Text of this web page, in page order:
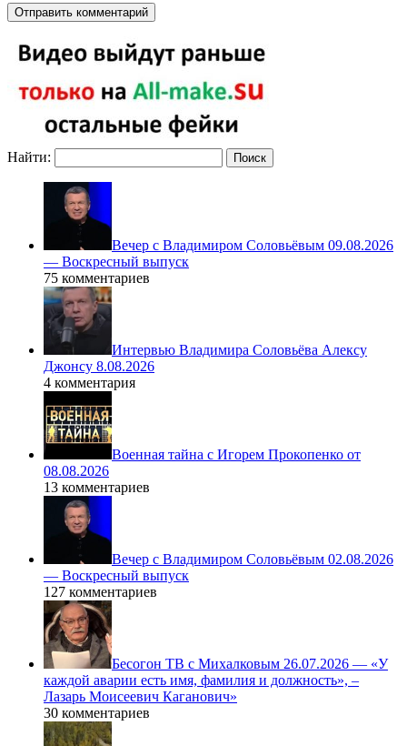
Найти:
Вечер с Владимиром Соловьёвым 09.08.2026
— Воскресный выпуск
75 комментариев
Интервью Владимира Соловьёва Алексу
Джонсу 8.08.2026
4 комментария
Военная тайна с Игорем Прокопенко от
08.08.2026
13 комментариев
Вечер с Владимиром Соловьёвым 02.08.2026
— Воскресный выпуск
127 комментариев
Бесогон ТВ с Михалковым 26.07.2026 — «У
каждой аварии есть имя, фамилия и должность», –
Лазарь Моисеевич Каганович»
30 комментариев